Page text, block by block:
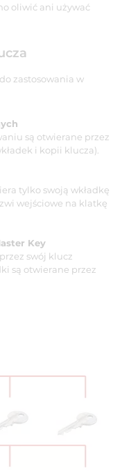
oliwić ani używać
zastosowania w
są otwierane przez
i kopii klucza).
tylko swoją wkładkę
wejściowe na klatkę
Key
swój klucz
są otwierane przez